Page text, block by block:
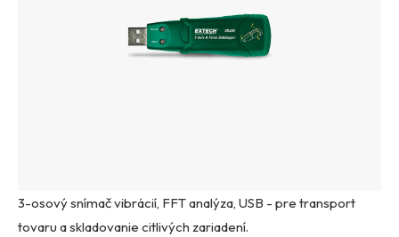
3-osový snímač vibrácií, FFT analýza, USB - pre transport
tovaru a skladovanie citlivých zariadení.